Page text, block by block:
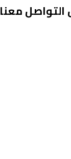
التواصل